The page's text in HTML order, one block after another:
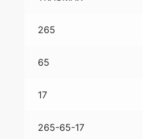
265
65
17
265-65-17